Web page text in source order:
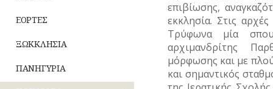
ΚΙΝΗΜΑΤΟΓΡΑΦΟΣ
ΚΟΜΙΚΣ
ΣΚΙΤΣΑ
ΑΘΗΝΩΝ
ΑΝΑΤΟΛΙΚΗΣ
ΑΤΤΙΚΗΣ
ΔΥΤΙΚΗΣ
ΑΤΤΙΚΗΣ
ΕΟΡΤΕΣ
ΞΩΚΚΛΗΣΙΑ
ΠΑΝΗΓΥΡΙΑ
επιβίωσης,
εκκλησία. Στις
Τρύφωνα μία
αρχιμανδρίτης
μόρφωσης και με
και σημαντικός